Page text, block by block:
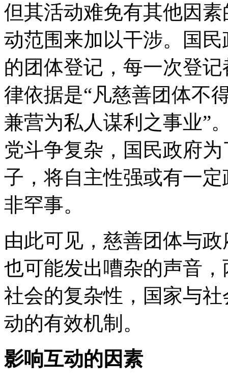
但其活动难免有其他因
动范围来加以干涉。国
的团体登记，每一次登
律依据是“凡慈善团体不
兼营为私人谋利之事业”
党斗争复杂，国民政府
子，将自主性强或有一
非罕事。
由此可见，慈善团体与
也可能发出嘈杂的声音
社会的复杂性，国家与
动的有效机制。
影响互动的因素